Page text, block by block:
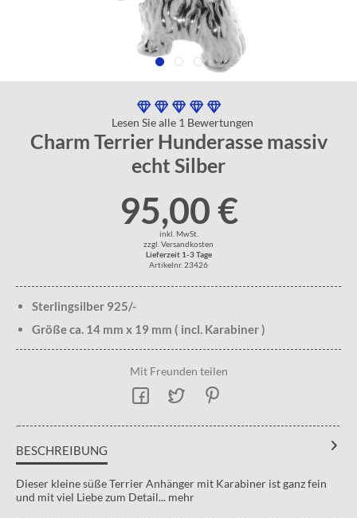
Lesen Sie alle 1 Bewertungen
Charm Terrier Hunderasse massiv
echt Silber
95,00 €
inkl. MwSt.
zzgl. Versandkosten
Lieferzeit 1-3 Tage
Artikelnr. 23426
Sterlingsilber 925/-
Größe ca. 14 mm x 19 mm ( incl. Karabiner )
Mit Freunden teilen
BESCHREIBUNG
Dieser kleine süße Terrier Anhänger mit Karabiner ist ganz fein
und mit viel Liebe zum Detail... mehr